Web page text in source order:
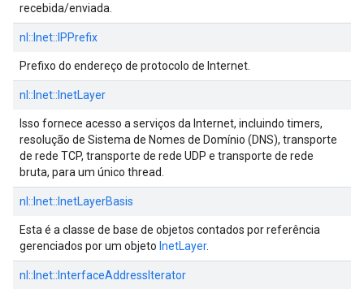
recebida/enviada.
nl:: Inet:: IPPrefix
Prefixo do endereço de protocolo de Internet.
nl:: Inet:: InetLayer
Isso fornece acesso a serviços da Internet, incluindo timers,
resolução de Sistema de Nomes de Domínio (DNS), transporte
de rede TCP, transporte de rede UDP e transporte de rede
bruta, para um único thread.
nl:: Inet:: InetLayerBasis
Esta é a classe de base de objetos contados por referência
gerenciados por um objeto InetLayer.
nl:: Inet:: InterfaceAddressIterator